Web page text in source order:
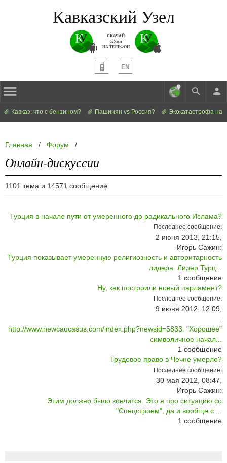
Кавказский Узел
СКАЧАЙ
КУзел
НА ТЕЛЕФОН
EN
Кавказ: что с бензином? Пашинян vs Россия? Экокатастрофа на
Главная / Форум /
Онлайн-дискуссии
1101 тема и 14571 сообщение
Турция в начале пути от умеренного до радикального Ислама?
Последнее сообщение:
2 июня 2013, 21:15,
Игорь Сажин:
Турция показывает умеренную религиозность и авторитарность
лидера. Лидер Турц...
1 сообщение
Ну, как построили новый парламент?
Последнее сообщение:
9 июня 2012, 12:09,
:
http://www.newcaucasus.com/index.php?newsid=5833. "Хорошее"
символичное начал...
1 сообщение
Трудовое право в Чечне умерло?
Последнее сообщение:
30 мая 2012, 08:47,
Игорь Сажин:
Этим должно было кончится. Это я про ситуацию со
"Спецстроем", да и вообще с ...
1 сообщение